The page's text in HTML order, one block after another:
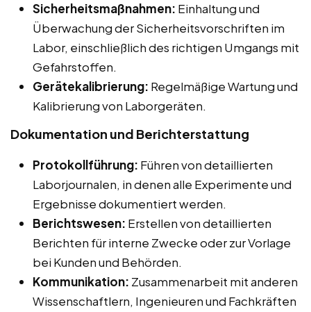
Sicherheitsmaßnahmen: Einhaltung und
Überwachung der Sicherheitsvorschriften im
Labor, einschließlich des richtigen Umgangs mit
Gefahrstoffen.
Gerätekalibrierung: Regelmäßige Wartung und
Kalibrierung von Laborgeräten.
Dokumentation und Berichterstattung
Protokollführung: Führen von detaillierten
Laborjournalen, in denen alle Experimente und
Ergebnisse dokumentiert werden.
Berichtswesen: Erstellen von detaillierten
Berichten für interne Zwecke oder zur Vorlage
bei Kunden und Behörden.
Kommunikation: Zusammenarbeit mit anderen
Wissenschaftlern, Ingenieuren und Fachkräften